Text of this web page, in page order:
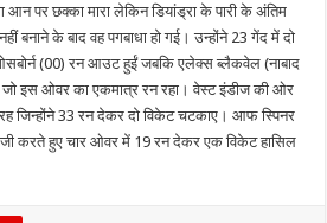
पर छक्का मारा लेकिन डियांड्रा के पारी के अंतिम
बनाने के बाद वह पगबाधा हो गई। उन्होंने 23 गेंद में दो
(00) रन आउट हुईं जबकि एलेक्स ब्लैकवेल (नाबाद
इस ओवर का एकमात्र रन रहा। वेस्ट इंडीज की ओर
जिन्होंने 33 रन देकर दो विकेट चटकाए। आफ स्पिनर
करते हुए चार ओवर में 19 रन देकर एक विकेट हासिल